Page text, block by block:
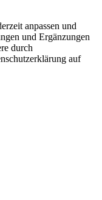
anpassen und
und Ergänzungen
durch
auf